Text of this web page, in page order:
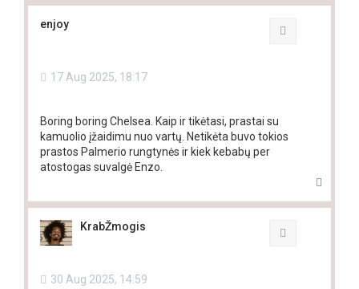
p
enjoy
17 Aug 2025, 18:17
Boring boring Chelsea. Kaip ir tikėtasi, prastai su
kamuolio įžaidimu nuo vartų. Netikėta buvo tokios
prastos Palmerio rungtynės ir kiek kebabų per
atostogas suvalgė Enzo.
p
KrabŽmogis
30 Aug 2025, 14:59